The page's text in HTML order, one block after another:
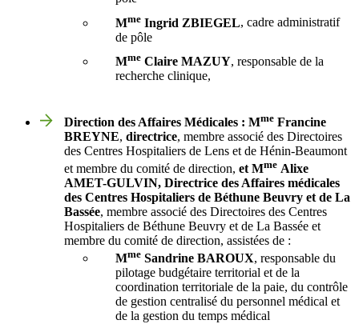
Mme Ingrid ZBIEGEL, cadre administratif
de pôle
Mme Claire MAZUY, responsable de la
recherche clinique,
Direction des Affaires Médicales : Mme Francine
BREYNE, directrice, membre associé des Directoires
des Centres Hospitaliers de Lens et de Hénin-Beaumont
et membre du comité de direction, et Mme Alixe
AMET-GULVIN, Directrice des Affaires médicales
des Centres Hospitaliers de Béthune Beuvry et de La
Bassée, membre associé des Directoires des Centres
Hospitaliers de Béthune Beuvry et de La Bassée et
membre du comité de direction, assistées de :
Mme Sandrine BAROUX, responsable du
pilotage budgétaire territorial et de la
coordination territoriale de la paie, du contrôle
de gestion centralisé du personnel médical et
de la gestion du temps médical